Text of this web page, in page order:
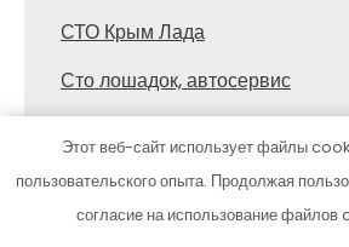
СТО Крым Лада
Сто лошадок, автосервис
Строитель, семейный
комплекс
Этот веб-сайт использует файлы
пользовательского опыта. Продолжая
согласие на использование файлов